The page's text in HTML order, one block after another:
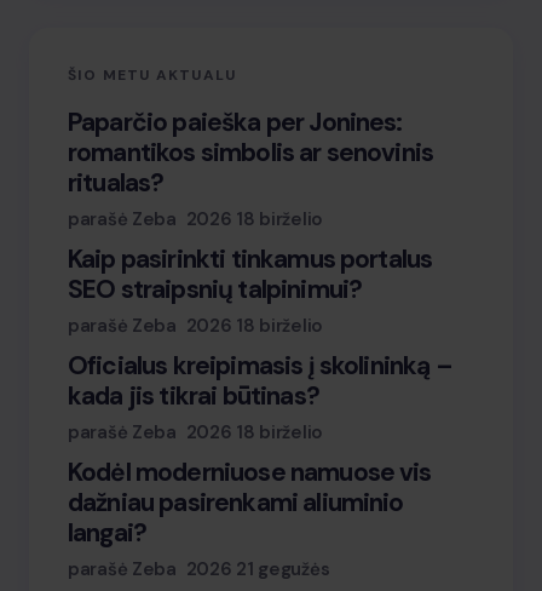
ŠIO METU AKTUALU
Paparčio paieška per Jonines:
romantikos simbolis ar senovinis
ritualas?
parašė Zeba 2026 18 birželio
Kaip pasirinkti tinkamus portalus
SEO straipsnių talpinimui?
parašė Zeba 2026 18 birželio
Oficialus kreipimasis į skolininką –
kada jis tikrai būtinas?
parašė Zeba 2026 18 birželio
Kodėl moderniuose namuose vis
dažniau pasirenkami aliuminio
langai?
parašė Zeba 2026 21 gegužės